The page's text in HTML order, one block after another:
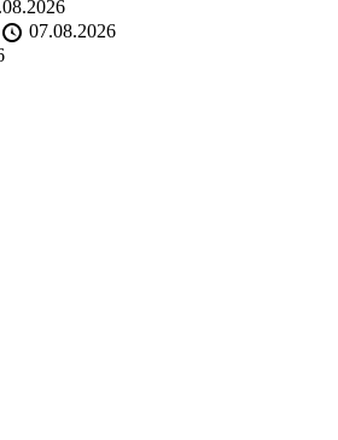
07.08.2026